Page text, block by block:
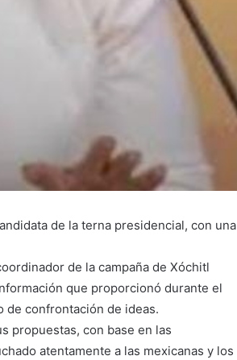
de la terna presidencial, con una
de la campaña de Xóchitl
que proporcionó durante el
de confrontación de ideas.
propuestas, con base en las
atentamente a las mexicanas y los